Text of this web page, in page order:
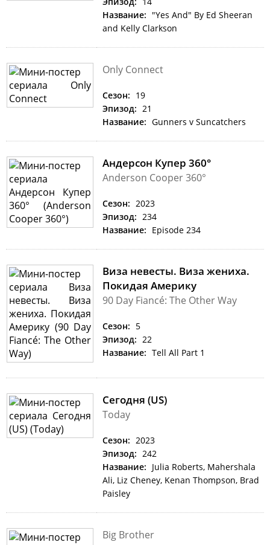
Название: "Yes And" By Ed Sheeran
and Kelly Clarkson
Only Connect
Сезон: 19
Эпизод: 21
Название: Gunners v Suncatchers
Андерсон Купер 360°
Anderson Cooper 360°
Сезон: 2023
Эпизод: 234
Название: Episode 234
Виза невесты. Виза жениха.
Покидая Америку
90 Day Fiancé: The Other Way
Сезон: 5
Эпизод: 22
Название: Tell All Part 1
Сегодня (US)
Today
Сезон: 2023
Эпизод: 242
Название: Julia Roberts, Mahershala
Ali, Liz Cheney, Kenan Thompson, Brad
Paisley
Big Brother